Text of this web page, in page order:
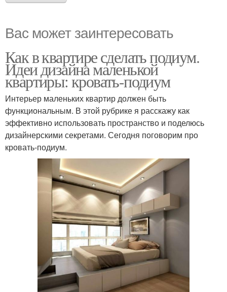
Вас может заинтересовать
Как в квартире сделать подиум.
Идеи дизайна маленькой
квартиры: кровать-подиум
Интерьер маленьких квартир должен быть
функциональным. В этой рубрике я расскажу как
эффективно использовать пространство и поделюсь
дизайнерскими секретами. Сегодня поговорим про
кровать-подиум.